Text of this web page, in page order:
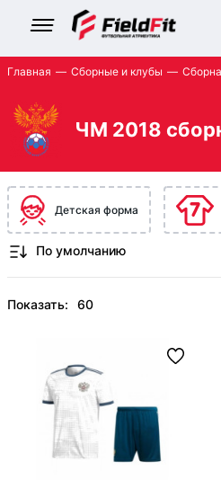
Главная Сборные и клубы
ЧМ 2018
Детская форма
Показать: